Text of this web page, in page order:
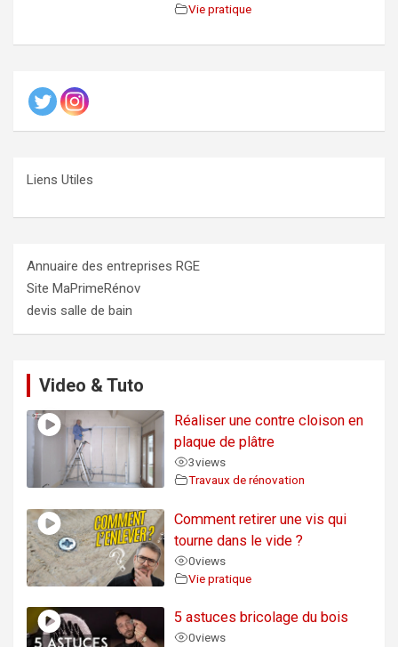
Vie pratique
Liens Utiles
Annuaire des entreprises RGE
Site MaPrimeRénov
devis salle de bain
Video & Tuto
Réaliser une contre cloison en
plaque de plâtre
3views
Travaux de rénovation
Comment retirer une vis qui
tourne dans le vide ?
0views
Vie pratique
5 astuces bricolage du bois
0views